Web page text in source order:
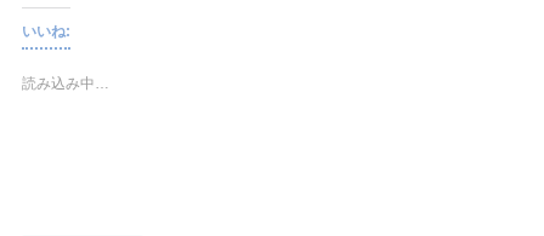
いいね:
読み込み中…